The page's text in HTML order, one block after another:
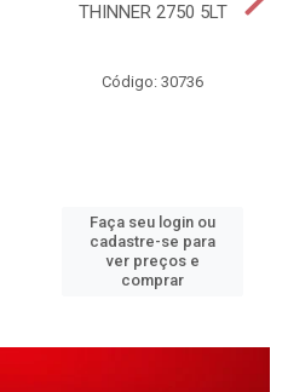
THINNER 2750 5LT
Código: 30736
Faça seu login ou
cadastre-se para
ver preços e
comprar